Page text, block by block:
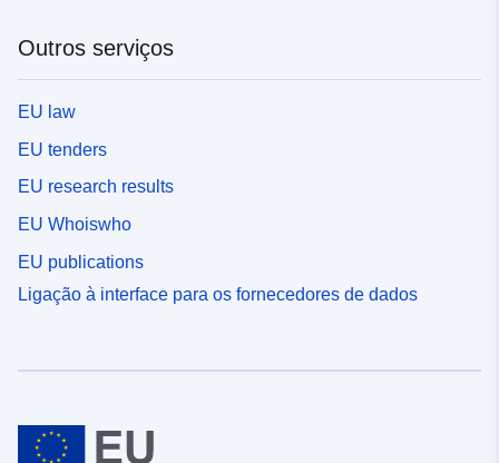
Outros serviços
EU law
EU tenders
EU research results
EU Whoiswho
EU publications
Ligação à interface para os fornecedores de dados